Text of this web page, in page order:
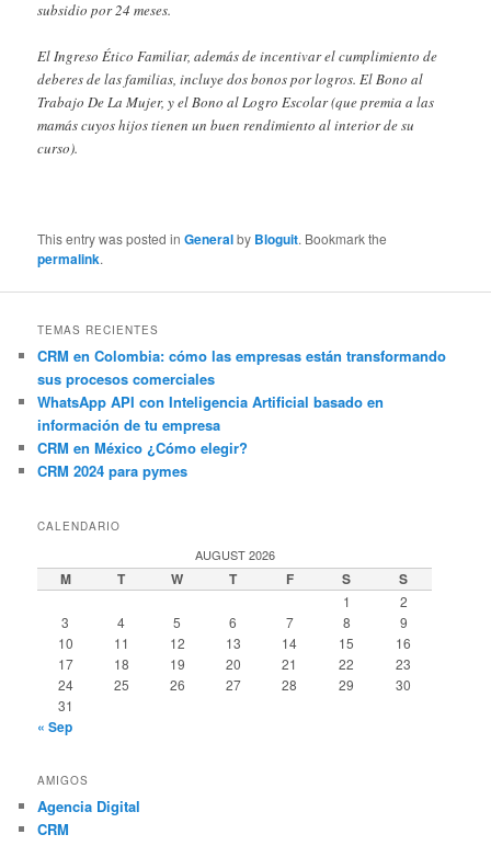
subsidio por 24 meses.
El Ingreso Ético Familiar, además de incentivar el cumplimiento de
deberes de las familias, incluye dos bonos por logros. El Bono al
Trabajo De La Mujer, y el Bono al Logro Escolar (que premia a las
mamás cuyos hijos tienen un buen rendimiento al interior de su
curso).
This entry was posted inGeneralby Bloguit. Bookmark the
permalink.
TEMAS RECIENTES
CRM en Colombia: cómo las empresas están transformando
sus procesos comerciales
WhatsApp API con Inteligencia Artificial basado en
información de tu empresa
CRM en México ¿Cómo elegir?
CRM 2024 para pymes
CALENDARIO
AUGUST 2026
M T W T F S S
1
2
3
4 5 6 7 8
9
10
11 12 13 14 15
16
17
18 19 20 21 22
23
24
25 26 27 28 29
30
31
« Sep
AMIGOS
Agencia Digital
CRM